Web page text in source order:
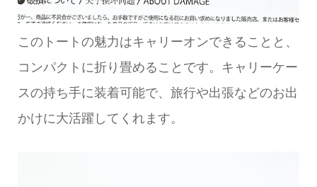
このトートの魅力はキャリーオンできることと、
コンパクトに折り畳めることです。キャリーケー
スの持ち手に装着可能で、旅行や出張などのお出
かけに大活躍してくれます。